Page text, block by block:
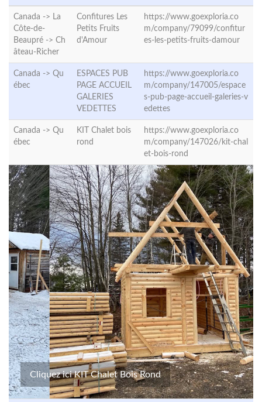
Canada -> La
Côte-de-
Beaupré -> Ch
âteau-Richer
Confitures Les
Petits Fruits
d'Amour
https://www.goexploria.co
m/company/79099/confitur
es-les-petits-fruits-damour
Canada -> Qu
ébec
ESPACES PUB
PAGE ACCUEIL
GALERIES
VEDETTES
https://www.goexploria.co
m/company/147005/espace
s-pub-page-accueil-galeries-v
edettes
Canada -> Qu
ébec
KIT Chalet bois
rond
https://www.goexploria.co
m/company/147026/kit-chal
et-bois-rond
Cliquez ici KIT Chalet Bois Rond